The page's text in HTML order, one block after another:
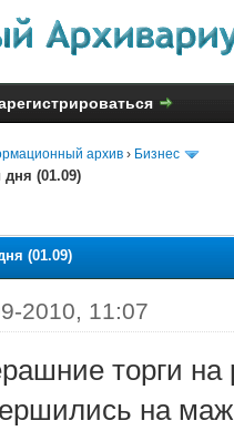
архив › Бизнес
(01.09)
(01.09)
2010, 11:07
торги
на